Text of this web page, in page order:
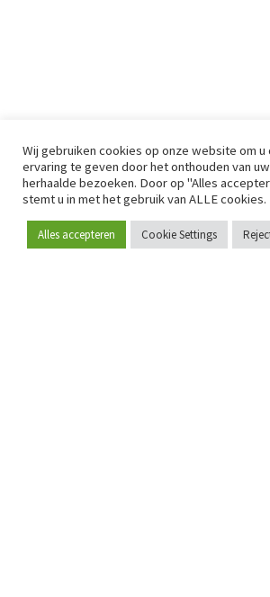
Word lid
Wij gebruiken cookies op onze website om
ervaring te geven door het onthouden van
herhaalde bezoeken. Door op "Alles
stemt u in met het gebruik van ALLE cookies.
Alles accepteren Cookie Settings